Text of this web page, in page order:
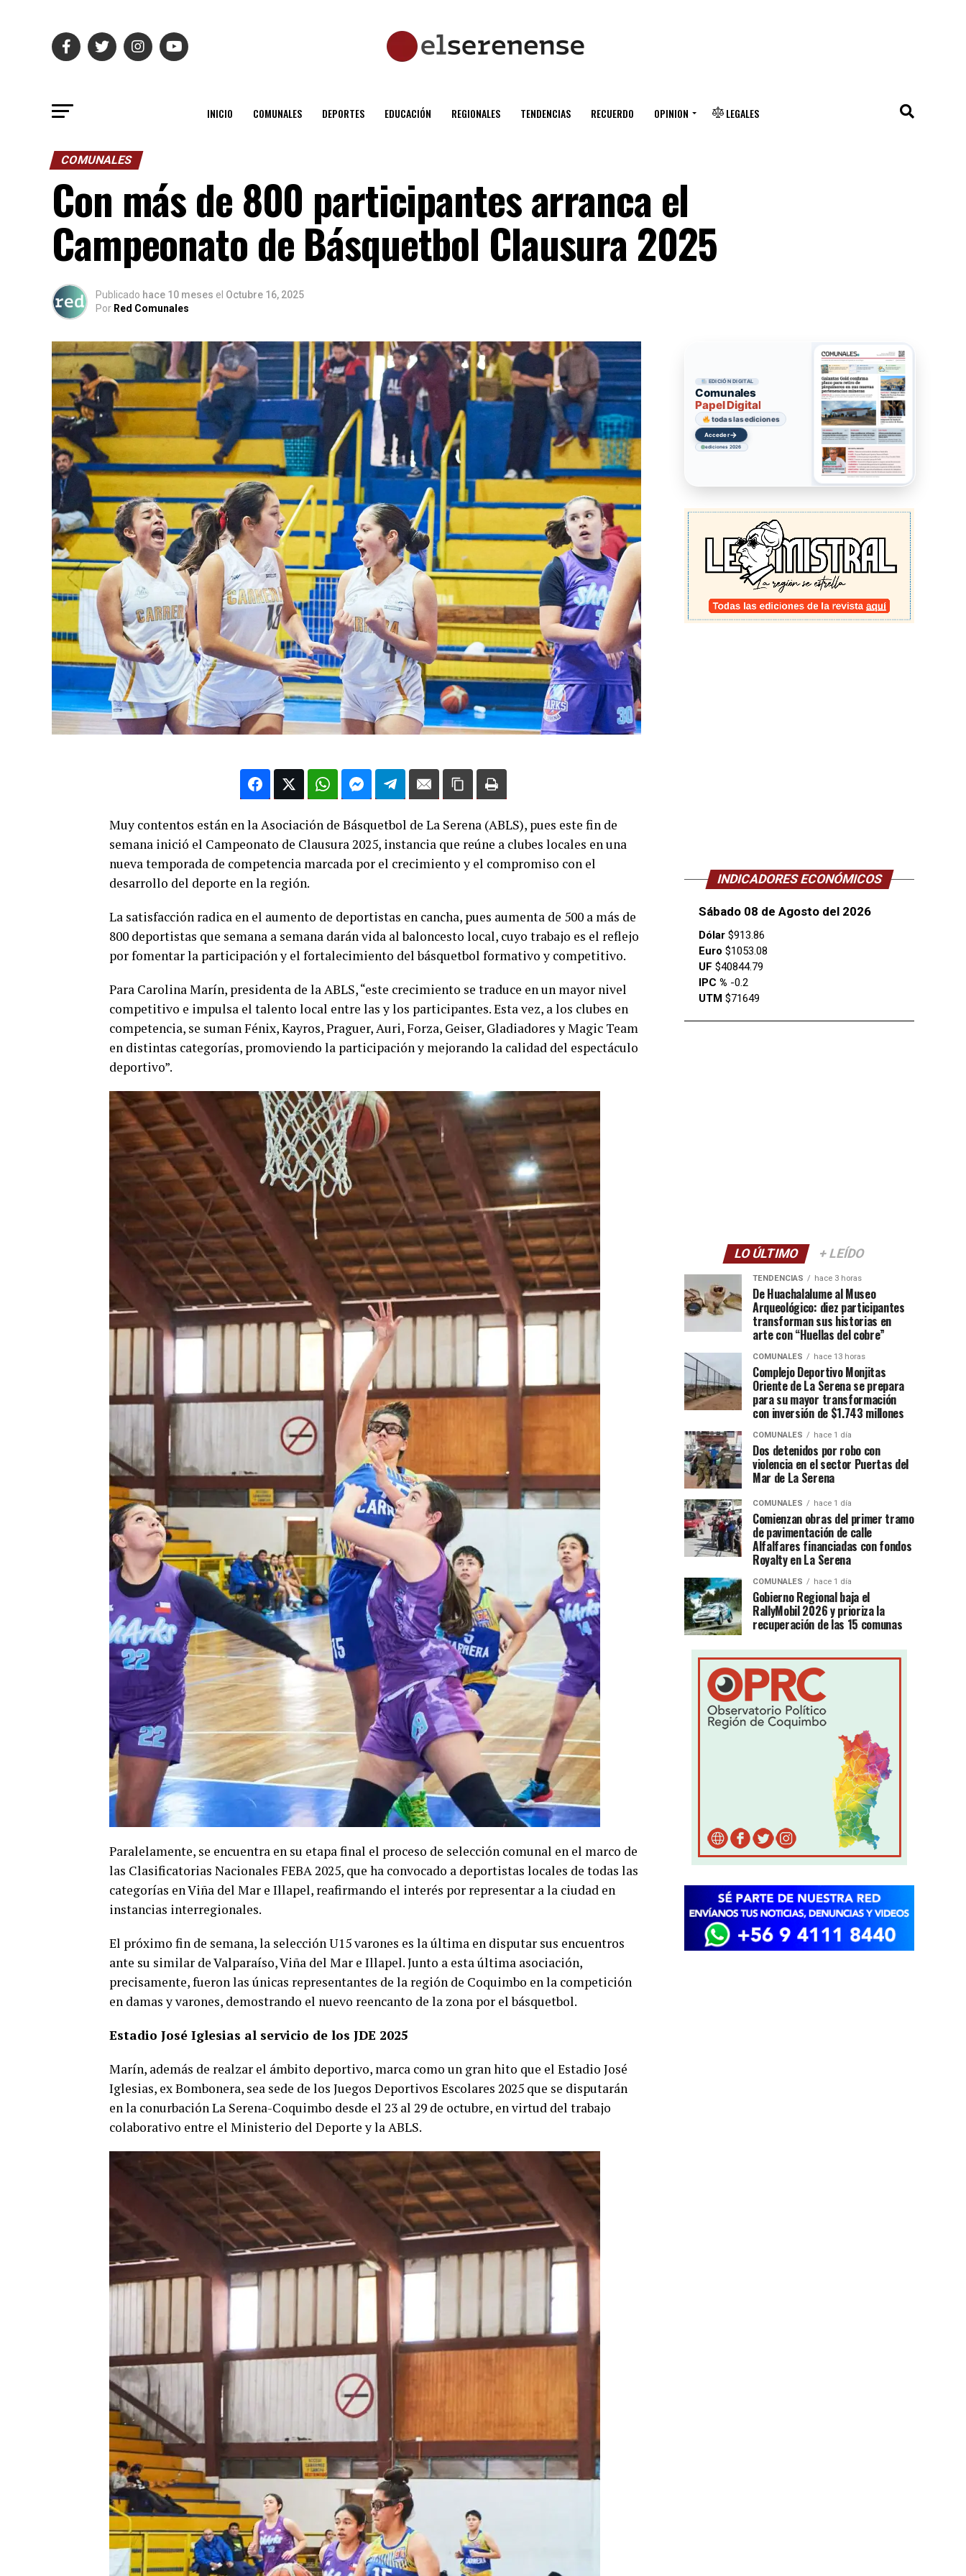
INICIO COMUNALES DEPORTES EDUCACIÓN REGIONALES TENDENCIAS RECUERDO OPINION LEGALES
COMUNALES
Con más de 800 participantes arranca el
Campeonato de Básquetbol Clausura 2025
Publicado hace 10 meses el Octubre 16, 2025
Por Red Comunales
Muy contentos están en la Asociación de Básquetbol de La Serena (ABLS), pues este fin de
semana inició el Campeonato de Clausura 2025, instancia que reúne a clubes locales en una
nueva temporada de competencia marcada por el crecimiento y el compromiso con el
desarrollo del deporte en la región.
La satisfacción radica en el aumento de deportistas en cancha, pues aumenta de 500 a más de
800 deportistas que semana a semana darán vida al baloncesto local, cuyo trabajo es el reflejo
por fomentar la participación y el fortalecimiento del básquetbol formativo y competitivo.
Para Carolina Marín, presidenta de la ABLS, “este crecimiento se traduce en un mayor nivel
competitivo e impulsa el talento local entre las y los participantes. Esta vez, a los clubes en
competencia, se suman Fénix, Kayros, Praguer, Auri, Forza, Geiser, Gladiadores y Magic Team
en distintas categorías, promoviendo la participación y mejorando la calidad del espectáculo
deportivo”.
Paralelamente, se encuentra en su etapa final el proceso de selección comunal en el marco de
las Clasificatorias Nacionales FEBA 2025, que ha convocado a deportistas locales de todas las
categorías en Viña del Mar e Illapel, reafirmando el interés por representar a la ciudad en
instancias interregionales.
El próximo fin de semana, la selección U15 varones es la última en disputar sus encuentros
ante su similar de Valparaíso, Viña del Mar e Illapel. Junto a esta última asociación,
precisamente, fueron las únicas representantes de la región de Coquimbo en la competición
en damas y varones, demostrando el nuevo reencanto de la zona por el básquetbol.
Estadio José Iglesias al servicio de los JDE 2025
Marín, además de realzar el ámbito deportivo, marca como un gran hito que el Estadio José
Iglesias, ex Bombonera, sea sede de los Juegos Deportivos Escolares 2025 que se disputarán
en la conurbación La Serena-Coquimbo desde el 23 al 29 de octubre, en virtud del trabajo
colaborativo entre el Ministerio del Deporte y la ABLS.
EDICIÓN DIGITAL
Comunales
Papel Digital
todas las ediciones
Acceder→
ediciones 2026
INDICADORES ECONÓMICOS
Sábado 08 de Agosto del 2026
Dólar $913.86
Euro $1053.08
UF $40844.79
IPC % -0.2
UTM $71649
LO ÚLTIMO + LEÍDO
TENDENCIAS hace 3 horas
De Huachalalume al Museo
Arqueológico: diez participantes
transforman sus historias en
arte con “Huellas del cobre”
COMUNALES hace 13 horas
Complejo Deportivo Monjitas
Oriente de La Serena se prepara
para su mayor transformación
con inversión de $1.743 millones
COMUNALES hace 1 día
Dos detenidos por robo con
violencia en el sector Puertas del
Mar de La Serena
COMUNALES hace 1 día
Comienzan obras del primer tramo
de pavimentación de calle
Alfalfares financiadas con fondos
Royalty en La Serena
COMUNALES hace 1 día
Gobierno Regional baja el
RallyMobil 2026 y prioriza la
recuperación de las 15 comunas